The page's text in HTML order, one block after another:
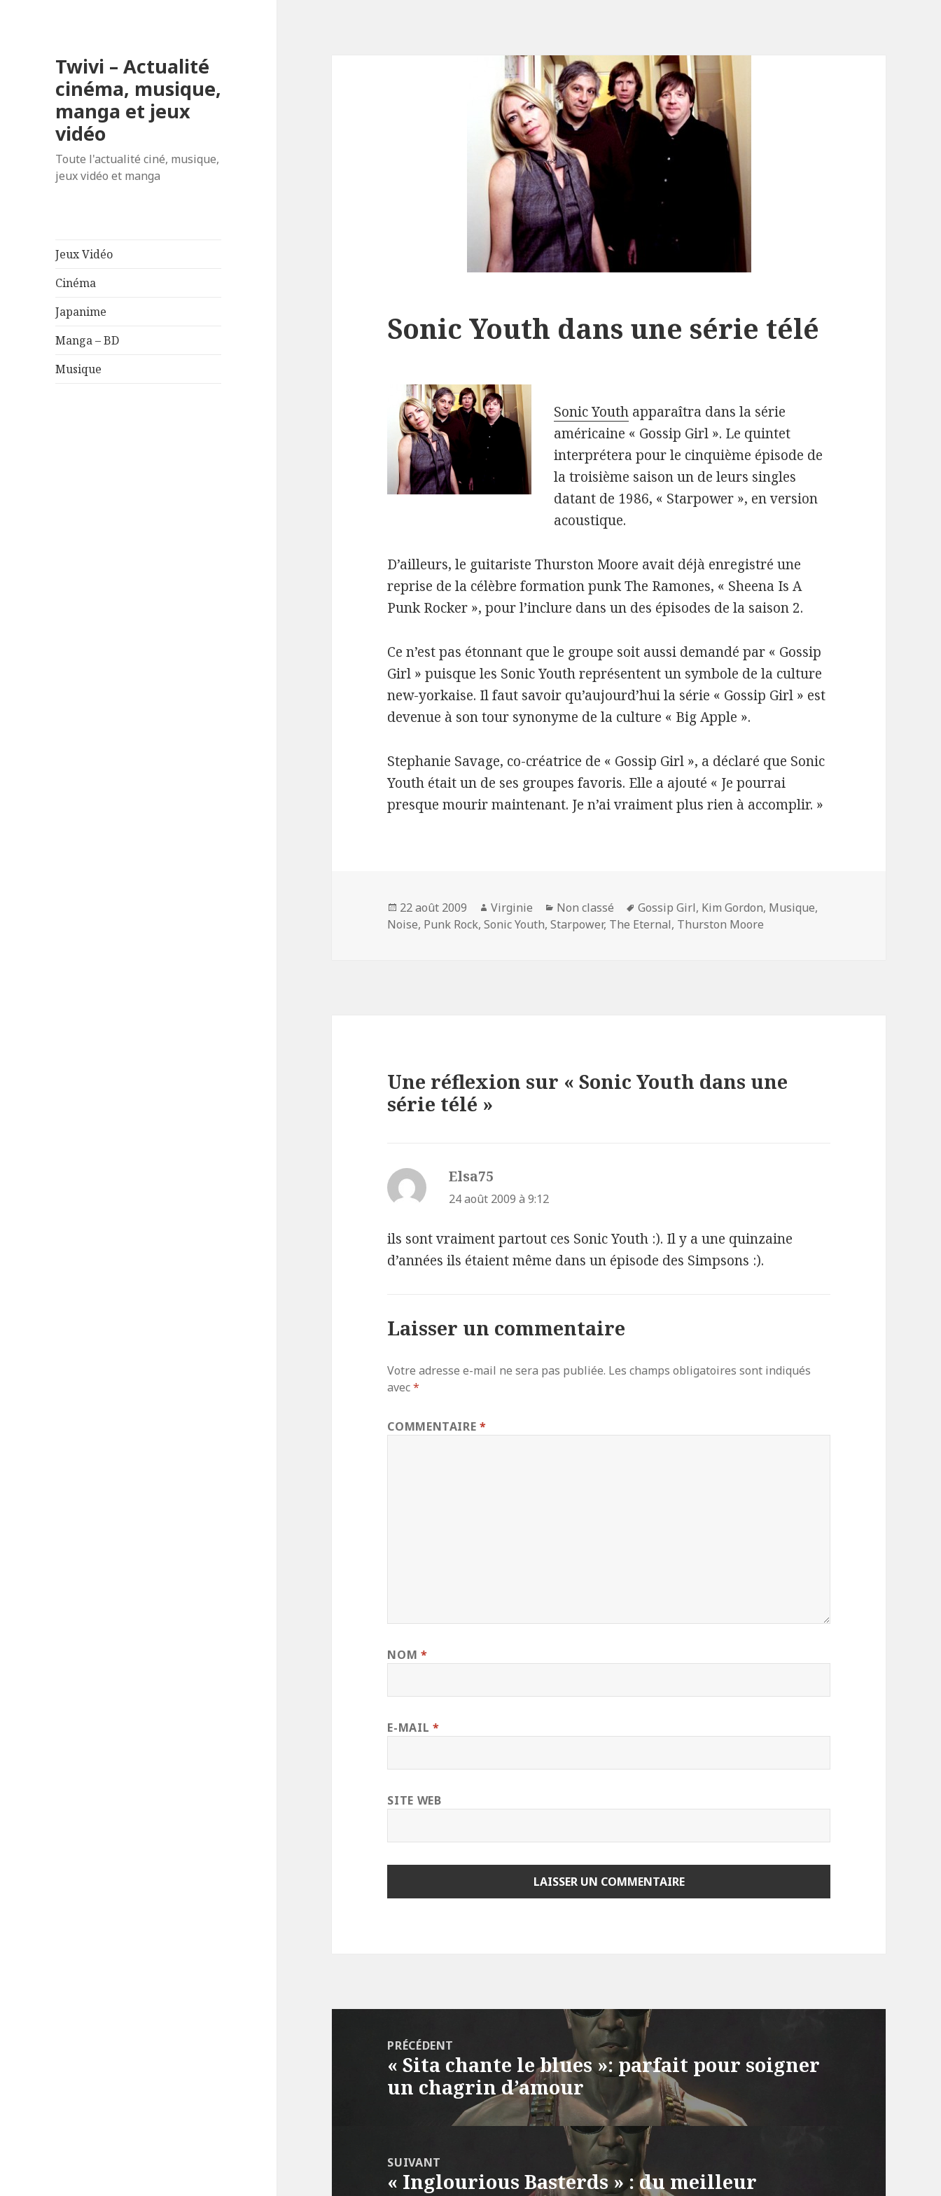
Twivi – Actualité
cinéma, musique,
manga et jeux
vidéo
Toute l'actualité ciné, musique,
jeux vidéo et manga
Jeux Vidéo
Cinéma
Japanime
Manga – BD
Musique
Sonic Youth dans une série télé
Sonic Youth apparaîtra dans la série
américaine « Gossip Girl ». Le quintet
interprétera pour le cinquième épisode de
la troisième saison un de leurs singles
datant de 1986, « Starpower », en version
acoustique.
D’ailleurs, le guitariste Thurston Moore avait déjà enregistré une
reprise de la célèbre formation punk The Ramones, « Sheena Is A
Punk Rocker », pour l’inclure dans un des épisodes de la saison 2.
Ce n’est pas étonnant que le groupe soit aussi demandé par « Gossip
Girl » puisque les Sonic Youth représentent un symbole de la culture
new-yorkaise. Il faut savoir qu’aujourd’hui la série « Gossip Girl » est
devenue à son tour synonyme de la culture « Big Apple ».
Stephanie Savage, co-créatrice de « Gossip Girl », a déclaré que Sonic
Youth était un de ses groupes favoris. Elle a ajouté « Je pourrai
presque mourir maintenant. Je n’ai vraiment plus rien à accomplir. »
Publié
le
22 août 2009 Auteur
Virginie Catégories
Non classé
Mots-
clés
Gossip Girl, Kim Gordon, Musique,
Noise, Punk Rock,Sonic Youth,Starpower, The Eternal, Thurston Moore
Une réflexion sur « Sonic Youth dans une
série télé »
Elsa75
24 août 2009 à 9:12
ils sont vraiment partout ces Sonic Youth :). Il y a une quinzaine
d’années ils étaient même dans un épisode des Simpsons :).
Laisser un commentaire
Votre adresse e-mail ne sera pas publiée. Les champs obligatoires sont indiqués
avec*
COMMENTAIRE*
NOM *
E-MAIL *
SITE WEB
PRÉCÉDENT
Article
précédent :
« Sita chante le blues »: parfait pour soigner
un chagrin d’amour
SUIVANT
Article
« Inglourious Basterds » : du meilleur